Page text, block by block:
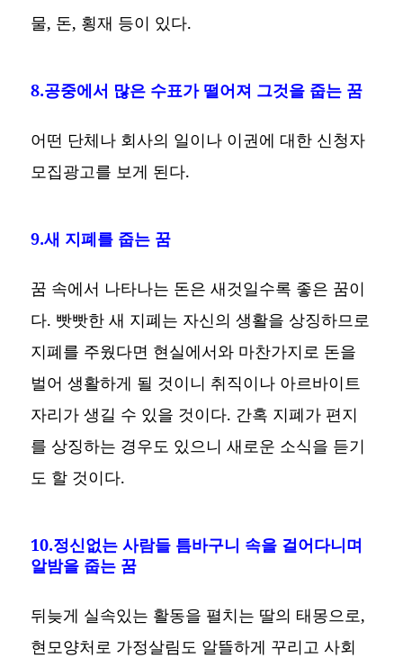
물, 돈, 횡재 등이 있다.
8.공중에서 많은 수표가 떨어져 그것을 줍는 꿈
어떤 단체나 회사의 일이나 이권에 대한 신청자
모집광고를 보게 된다.
9.새 지폐를 줍는 꿈
꿈 속에서 나타나는 돈은 새것일수록 좋은 꿈이
다. 빳빳한 새 지폐는 자신의 생활을 상징하므로
지폐를 주웠다면 현실에서와 마찬가지로 돈을
벌어 생활하게 될 것이니 취직이나 아르바이트
자리가 생길 수 있을 것이다. 간혹 지폐가 편지
를 상징하는 경우도 있으니 새로운 소식을 듣기
도 할 것이다.
10.정신없는 사람들 틈바구니 속을 걸어다니며
알밤을 줍는 꿈
뒤늦게 실속있는 활동을 펼치는 딸의 태몽으로,
현모양처로 가정살림도 알뜰하게 꾸리고 사회